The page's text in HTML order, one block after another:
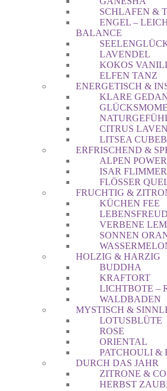
SCHLAFEN &
ENGEL –
BALANCE
LAVENDEL
KOKOS
ELFEN TANZ
ENERGETISCH &
KLARE
CITRUS
LITSEA
ERFRISCHEND &
ALPEN POWER
ISAR
FLÖSSER
FRUCHTIG &
KÜCHEN FEE
VERBENE
SONNEN
HOLZIG & HARZIG
BUDDHA
KRAFTORT
LICHTBOTE –
WALDBADEN
MYSTISCH &
LOTUSBLÜTE
ROSE
ORIENTAL
PATCHOULI &
DURCH DAS JAHR
ZITRONE & CO
HERBST